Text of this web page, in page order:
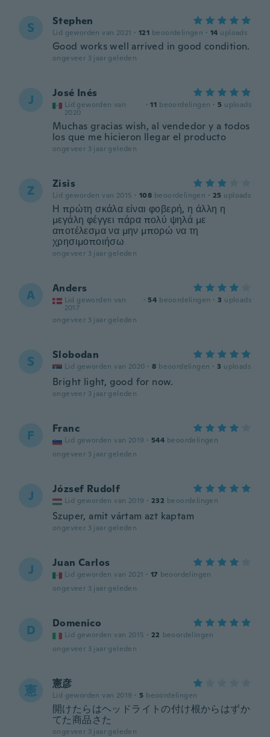
S Stephen
Lid geworden van 2021 · 121 beoordelingen · 14 uploads
Good works well arrived in good condition.
ongeveer 3 jaar geleden
J José Inés
Lid geworden van
2020
· 11 beoordelingen · 5 uploads
Muchas gracias wish, al vendedor y a todos
los que me hicieron llegar el producto
ongeveer 3 jaar geleden
Z Zisis
Lid geworden van 2015 · 108 beoordelingen · 25 uploads
Η πρώτη σκάλα είναι φοβερή, η άλλη η
μεγάλη φέγγει πάρα πολύ ψηλά με
αποτέλεσμα να μην μπορώ να τη
χρησιμοποιήσω
ongeveer 3 jaar geleden
A Anders
Lid geworden van
2017
· 54 beoordelingen · 3 uploads
ongeveer 3 jaar geleden
S Slobodan
Lid geworden van 2020 · 8 beoordelingen · 3 uploads
Bright light, good for now.
ongeveer 3 jaar geleden
F Franc
Lid geworden van 2019 · 544 beoordelingen
ongeveer 3 jaar geleden
J József Rudolf
Lid geworden van 2019 · 232 beoordelingen
Szuper, amit vártam azt kaptam
ongeveer 3 jaar geleden
J Juan Carlos
Lid geworden van 2021 · 17 beoordelingen
ongeveer 3 jaar geleden
D Domenico
Lid geworden van 2015 · 22 beoordelingen
ongeveer 3 jaar geleden
憲 憲彦
Lid geworden van 2019 · 5 beoordelingen
開けたらはヘッドライトの付け根からはずか
てた商品さた
ongeveer 3 jaar geleden